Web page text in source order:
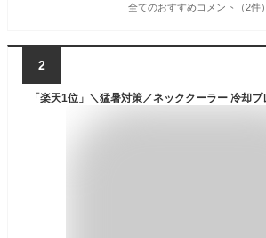
全てのおすすめコメント（2件）
2